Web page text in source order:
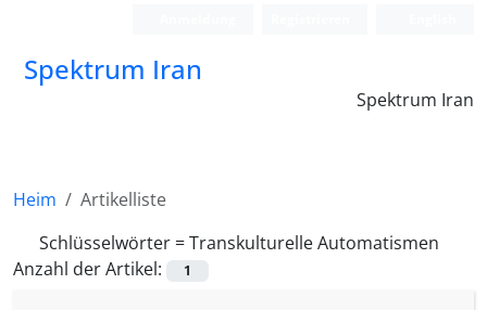
Spektrum Iran
Spektrum Iran
Heim
Artikelliste
Schlüsselwörter =Transkulturelle Automatismen
Anzahl der Artikel:
1